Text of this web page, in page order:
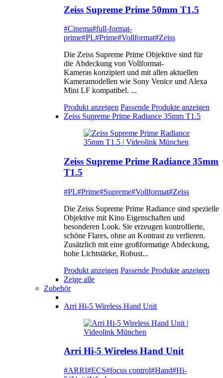
Zeiss Supreme Prime 50mm T1.5
#Cinema#full-format-
prime#PL#Prime#Vollformat#Zeiss
Die Zeiss Supreme Prime Objektive sind für
die Abdeckung von Vollformat-
Kameras konzipiert und mit allen aktuellen
Kameramodellen wie Sony Venice und Alexa
Mini LF kompatibel. ...
Produkt anzeigen Passende Produkte anzeigen
Zeiss Supreme Prime Radiance 35mm T1.5
Zeiss Supreme Prime Radiance 35mm
T1.5
#PL#Prime#Supreme#Vollformat#Zeiss
Die Zeiss Supreme Prime Radiance sind spezielle
Objektive mit Kino Eigenschaften und
besonderen Look. Sie erzeugen kontrollierte,
schöne Flares, ohne an Kontrast zu verlieren.
Zusätzlich mit eine großformatige Abdeckung,
hohe Lichtstärke, Robust...
Produkt anzeigen Passende Produkte anzeigen
Zeige alle
Zubehör
Arri Hi-5 Wireless Hand Unit
Arri Hi-5 Wireless Hand Unit
#ARRI#ECS#focus control#Hand#Hi-